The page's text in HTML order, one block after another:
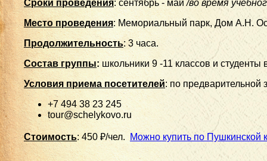
Сроки проведения: сентябрь - май/во время
Место проведения: Мемориальный парк, Дом А.Н.
Продолжительность: 3 часа.
Состав группы:школьники 9 -11 классов и студенты
Условия приема посетителей: по предварительной
+7 494 38 23 245
tour@schelykovo.ru
Стоимость: 450 ₽/чел. Можно купить по Пушкинской